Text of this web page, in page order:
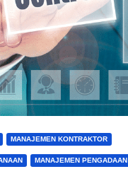
MANAJEMEN KONTRAKTOR
MANAJEMEN PENGADAAN